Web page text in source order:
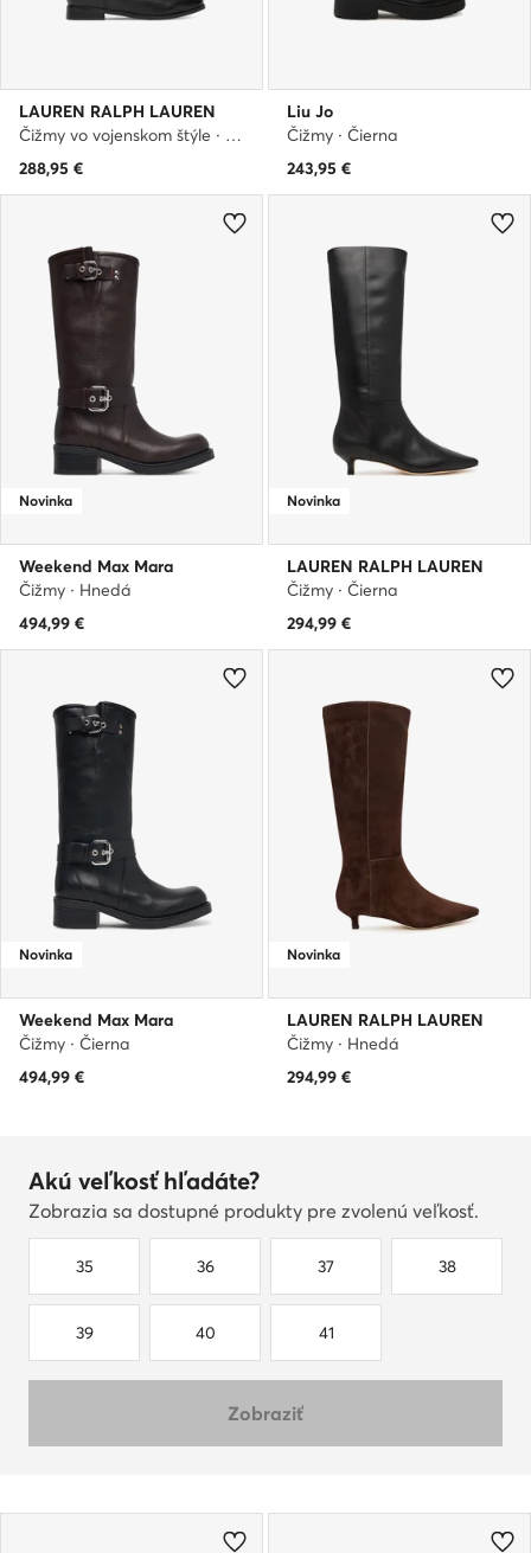
LAUREN RALPH LAUREN
Čižmy vo vojenskom štýle · Čierna
288,95 €
Liu Jo
Čižmy · Čierna
243,95 €
Novinka
Weekend Max Mara
Čižmy · Hnedá
494,99 €
Novinka
LAUREN RALPH LAUREN
Čižmy · Čierna
294,99 €
Novinka
Weekend Max Mara
Čižmy · Čierna
494,99 €
Novinka
LAUREN RALPH LAUREN
Čižmy · Hnedá
294,99 €
Akú veľkosť hľadáte?
Zobrazia sa dostupné produkty pre zvolenú veľkosť.
35 36 37 38
39 40 41
Zobraziť